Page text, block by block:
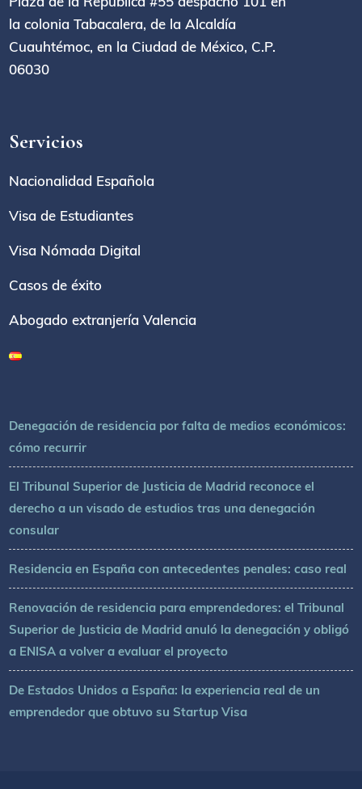
la colonia Tabacalera, de la Alcaldía
Cuauhtémoc, en la Ciudad de México, C.P.
06030
Servicios
Nacionalidad Española
Visa de Estudiantes
Visa Nómada Digital
Casos de éxito
Abogado extranjería Valencia
Denegación de residencia por falta de medios económicos:
cómo recurrir
El Tribunal Superior de Justicia de Madrid reconoce el
derecho a un visado de estudios tras una denegación
consular
Residencia en España con antecedentes penales: caso real
Renovación de residencia para emprendedores: el Tribunal
Superior de Justicia de Madrid anuló la denegación y obligó
a ENISA a volver a evaluar el proyecto
De Estados Unidos a España: la experiencia real de un
emprendedor que obtuvo su Startup Visa